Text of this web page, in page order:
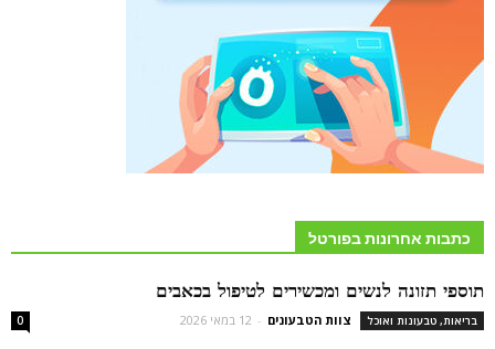
כתבות אחרונות בפורטל
תוספי תזונה לנשים ומכשירים לטיפול בכאבים
בריאות, טבעונות ואוכל צוות הטבעונים - 12 במאי 2026 0